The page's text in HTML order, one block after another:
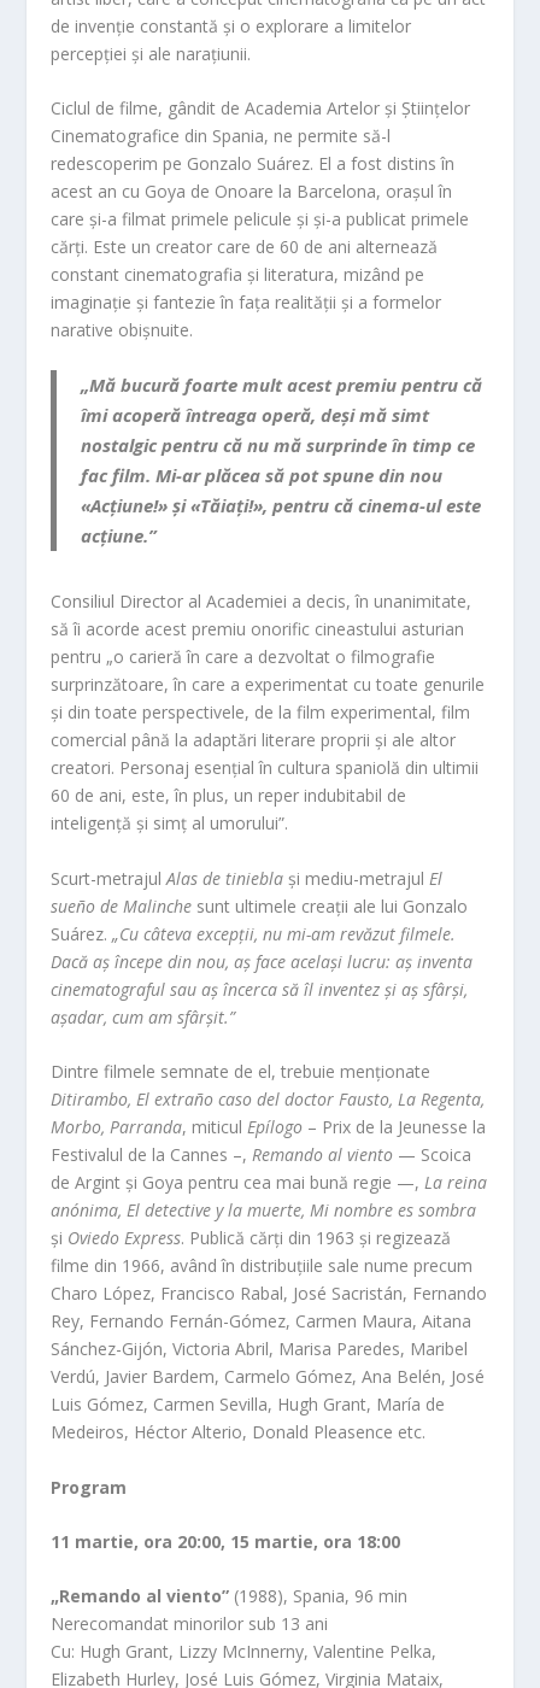
de invenție constantă și o explorare a limitelor
percepției și ale narațiunii.
Ciclul de filme, gândit de Academia Artelor și Științelor
Cinematografice din Spania, ne permite să-l
redescoperim pe Gonzalo Suárez. El a fost distins în
acest an cu Goya de Onoare la Barcelona, orașul în
care și-a filmat primele pelicule și și-a publicat primele
cărți. Este un creator care de 60 de ani alternează
constant cinematografia și literatura, mizând pe
imaginație și fantezie în fața realității și a formelor
narative obișnuite.
„Mă bucură foarte mult acest premiu pentru că
îmi acoperă întreaga operă, deși mă simt
nostalgic pentru că nu mă surprinde în timp ce
fac film. Mi-ar plăcea să pot spune din nou
«Acțiune!» și «Tăiați!», pentru că cinema-ul este
acțiune.”
Consiliul Director al Academiei a decis, în unanimitate,
să îi acorde acest premiu onorific cineastului asturian
pentru „o carieră în care a dezvoltat o filmografie
surprinzătoare, în care a experimentat cu toate genurile
și din toate perspectivele, de la film experimental, film
comercial până la adaptări literare proprii și ale altor
creatori. Personaj esențial în cultura spaniolă din ultimii
60 de ani, este, în plus, un reper indubitabil de
inteligență și simț al umorului”.
Scurt-metrajulAlas de tiniebla și mediu-metrajul El
sueño de Malinche sunt ultimele creații ale lui Gonzalo
Suárez.„Cu câteva excepții, nu mi-am revăzut filmele.
Dacă aș începe din nou, aș face același lucru: aș inventa
cinematograful sau aș încerca să îl inventez și aș sfârși,
așadar, cum am sfârșit.”
Dintre filmele semnate de el, trebuie menționate
Ditirambo, El extraño caso del doctor Fausto, La Regenta,
Morbo, Parranda, miticulEpílogo – Prix de la Jeunesse la
Festivalul de la Cannes –,Remando al viento — Scoica
de Argint și Goya pentru cea mai bună regie —,La reina
anónima, El detective y la muerte, Mi nombre es sombra
și Oviedo Express. Publică cărți din 1963 și regizează
filme din 1966, având în distribuțiile sale nume precum
Charo López, Francisco Rabal, José Sacristán, Fernando
Rey, Fernando Fernán-Gómez, Carmen Maura, Aitana
Sánchez-Gijón, Victoria Abril, Marisa Paredes, Maribel
Verdú, Javier Bardem, Carmelo Gómez, Ana Belén, José
Luis Gómez, Carmen Sevilla, Hugh Grant, María de
Medeiros, Héctor Alterio, Donald Pleasence etc.
Program
11 martie, ora 20:00, 15 martie, ora 18:00
„Remando al viento” (1988), Spania, 96 min
Nerecomandat minorilor sub 13 ani
Cu: Hugh Grant, Lizzy McInnerny, Valentine Pelka,
Elizabeth Hurley, José Luis Gómez, Virginia Mataix,